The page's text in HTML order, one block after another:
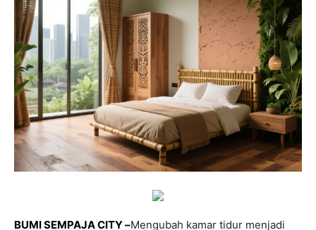
BUMI SEMPAJA CITY –Mengubah kamar tidur menjadi